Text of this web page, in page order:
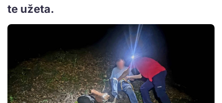
te užeta.